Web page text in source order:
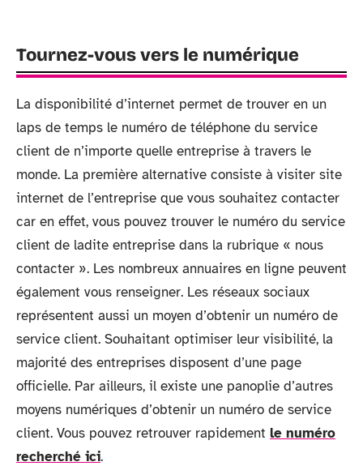
Tournez-vous vers le numérique
La disponibilité d’internet permet de trouver en un
laps de temps le numéro de téléphone du service
client de n’importe quelle entreprise à travers le
monde. La première alternative consiste à visiter site
internet de l’entreprise que vous souhaitez contacter
car en effet, vous pouvez trouver le numéro du service
client de ladite entreprise dans la rubrique « nous
contacter ». Les nombreux annuaires en ligne peuvent
également vous renseigner. Les réseaux sociaux
représentent aussi un moyen d’obtenir un numéro de
service client. Souhaitant optimiser leur visibilité, la
majorité des entreprises disposent d’une page
officielle. Par ailleurs, il existe une panoplie d’autres
moyens numériques d’obtenir un numéro de service
client. Vous pouvez retrouver rapidement le numéro
recherché ici.